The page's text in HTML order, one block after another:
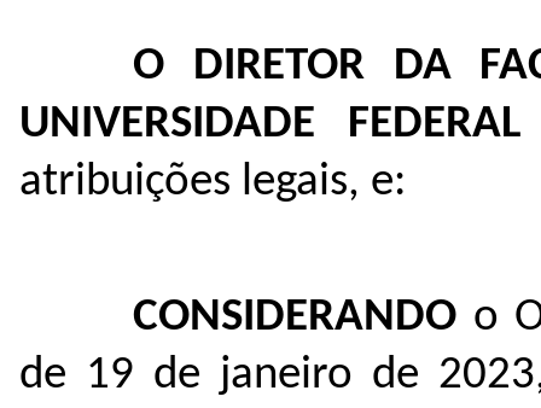
O DIRETOR DA
UNIVERSIDADE
atribuições legais, e:
CONSIDERANDO o
de 19 de janeiro de